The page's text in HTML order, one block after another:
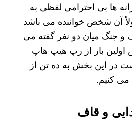
ها بی احترامی لفظی به
آن شخص خواننده می باشد
و جنگ میان دو نفر گفته می
بار از رپ هیپ هاپ
در این بخش به ده تن از
کنیم.
و قاف